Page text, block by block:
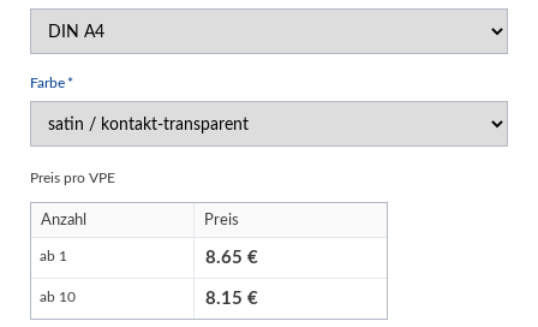
Pflichtfeld
Farbe *
Preis pro VPE
Anzahl Preis
ab 1 8.65
ab 10 8.15